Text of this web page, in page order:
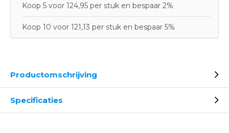
Koop 5 voor 124,95 per stuk en bespaar 2%
Koop 10 voor 121,13 per stuk en bespaar 5%
Productomschrijving
Specificaties